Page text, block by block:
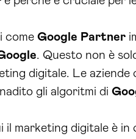
come Google Partner
. Questo non è
digitale. Le aziende
gli algoritmi di
il marketing digitale è